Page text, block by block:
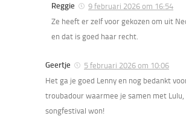
Reggie
9 februari 2026 om 16:54
Ze heeft er zelf voor gekozen om uit
en dat is goed haar recht.
Geertje
5 februari 2026 om 10:06
Het ga je goed Lenny en nog bedankt
troubadour waarmee je samen met
songfestival won!